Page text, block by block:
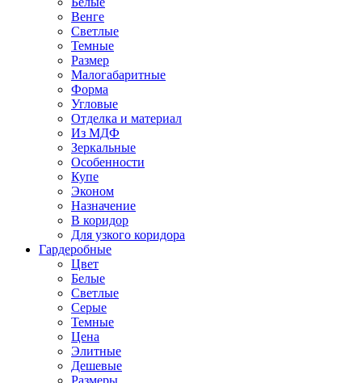
Венге
Светлые
Темные
Размер
Малогабаритные
Форма
Угловые
Отделка и материал
Из МДФ
Зеркальные
Особенности
Купе
Эконом
Назначение
В коридор
Для узкого коридора
Гардеробные
Цвет
Белые
Светлые
Серые
Темные
Цена
Элитные
Дешевые
Размеры